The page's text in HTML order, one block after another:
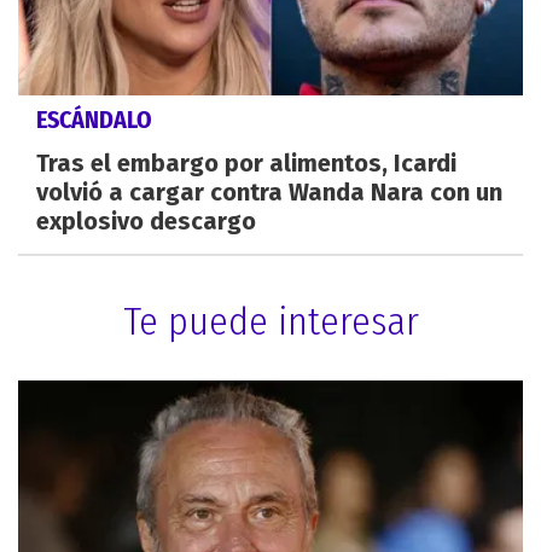
ESCÁNDALO
Tras el embargo por alimentos, Icardi
volvió a cargar contra Wanda Nara con un
explosivo descargo
Te puede interesar